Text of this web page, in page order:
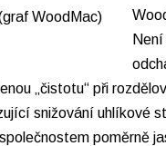
WoodMac)
„čistotu“ při
snižování uhlíkové
poměrně